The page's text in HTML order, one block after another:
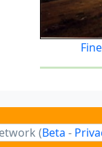
(Beta -